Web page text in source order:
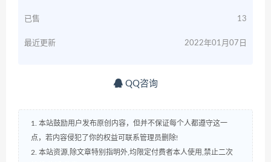
已售 13
最近更新 2022年01月07日
QQ咨询
1. 本站鼓励用户发布原创内容，但并不保证每个人都遵守这一
点，若内容侵犯了你的权益可联系管理员删除!
2. 本站资源,除文章特别指明外,均限定付费者本人使用,禁止二次